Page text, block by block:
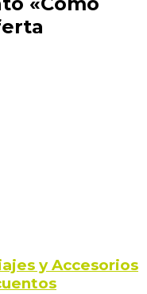
y Accesorios